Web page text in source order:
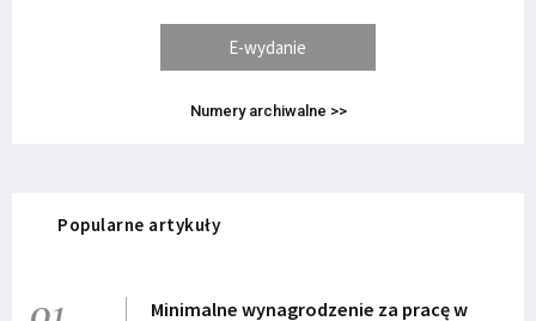
E-wydanie
Numery archiwalne >>
Popularne artykuły
Minimalne wynagrodzenie za pracę w